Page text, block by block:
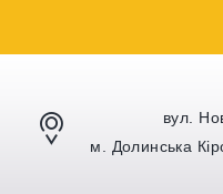
вул.
м. Долинська